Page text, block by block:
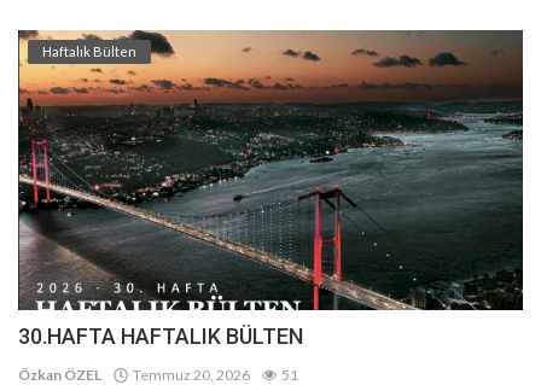
Haftalık Bülten
30.HAFTA HAFTALIK BÜLTEN
Özkan ÖZEL Temmuz 20, 2026 51